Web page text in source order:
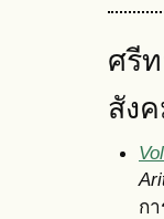
ศรี
สัง
ก